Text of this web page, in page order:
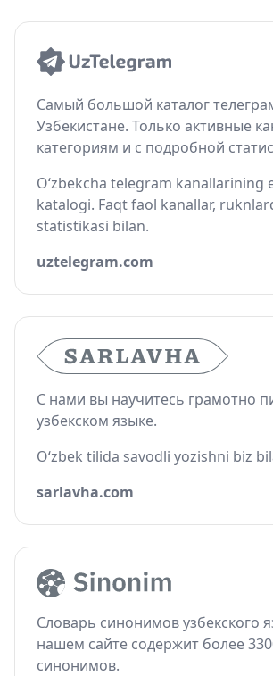
Самый большой каталог
Узбекистане. Только активные
категориям и с подробной
O‘zbekcha telegram kanallarining
katalogi. Faqt faol kanallar,
statistikasi bilan.
uztelegram.com
С нами вы научитесь грамотно
узбекском языке.
O‘zbek tilida savodli yozishni biz
sarlavha.com
Словарь синонимов узбекского
нашем сайте содержит более
синонимов.